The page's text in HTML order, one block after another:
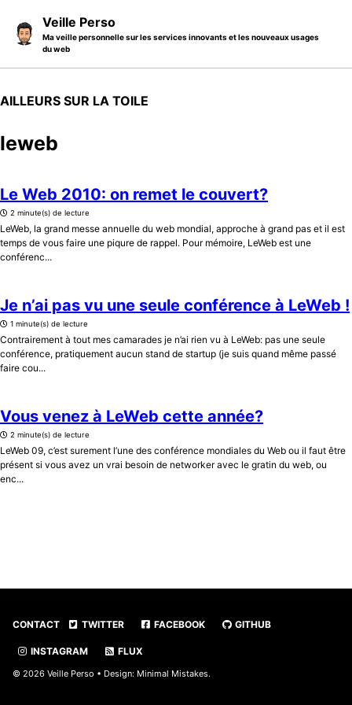
Veille Perso
Ma veille personnelle sur les services innovants et les nouveaux usages
du web
AILLEURS SUR LA TOILE
leweb
Le Web 2010: on remet le couvert?
2 minute(s) de lecture
LeWeb, la grand messe annuelle du web mondial, approche à grand pas et il est
temps de vous faire une piqure de rappel. Pour mémoire, LeWeb est une
conférenc...
Je n’ai pas vu une seule conférence à LeWeb !
1 minute(s) de lecture
Contrairement à tout mes camarades je n’ai rien vu à LeWeb: pas une seule
conférence, pratiquement aucun stand de startup (je suis quand même passé
faire cou...
Vous venez à LeWeb cette année?
2 minute(s) de lecture
LeWeb 09, c’est surement l’une des conférence mondiales du Web ou il faut être
présent si vous avez un vrai besoin de networker avec le gratin du web, ou
enc...
CONTACT TWITTER FACEBOOK GITHUB
INSTAGRAM FLUX
© 2026 Veille Perso • Design: Minimal Mistakes.